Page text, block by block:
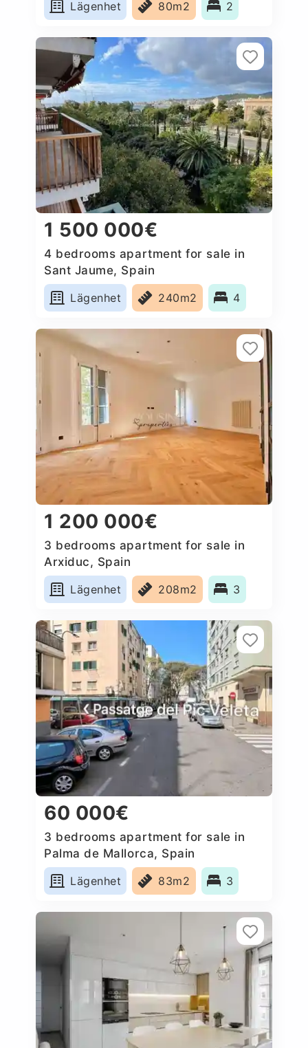
Lägenhet 80m2 2
1 500 000€
4 bedrooms apartment for sale in
Sant Jaume, Spain
Lägenhet
240m2 4
1 200 000€
3 bedrooms apartment for sale in
Arxiduc, Spain
Lägenhet
208m2 3
60 000€
3 bedrooms apartment for sale in
Palma de Mallorca, Spain
Lägenhet
83m2 3